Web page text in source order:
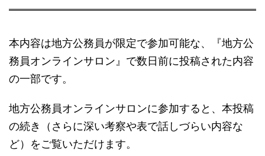
本内容は地方公務員が限定で参加可能な、『地方公
務員オンラインサロン』で数日前に投稿された内容
の一部です。
地方公務員オンラインサロンに参加すると、本投稿
の続き（さらに深い考察や表で話しづらい内容な
ど）をご覧いただけます。